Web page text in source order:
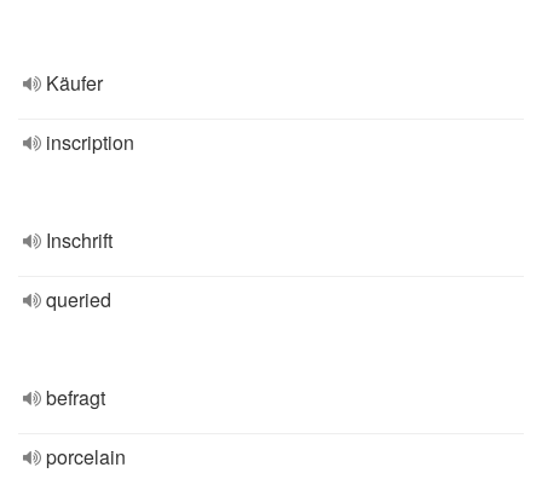
Käufer
inscription
Inschrift
queried
befragt
porcelain